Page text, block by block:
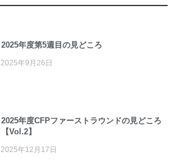
2025年度第5週目の見どころ
2025年9月26日
2025年度CFPファーストラウンドの見どころ
【Vol.2】
2025年12月17日